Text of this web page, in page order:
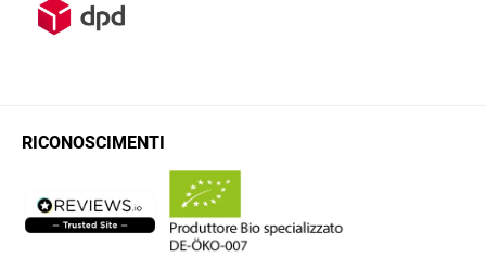
RICONOSCIMENTI